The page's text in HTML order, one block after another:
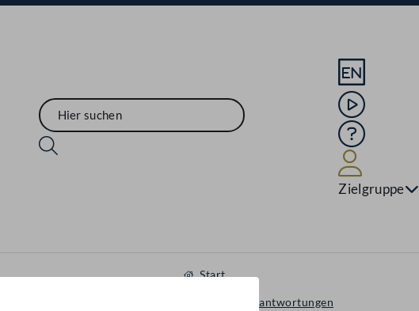
Sprache
Mediathek
Hilfe
Zielgruppe
Start
Anfragen & Beantwortungen